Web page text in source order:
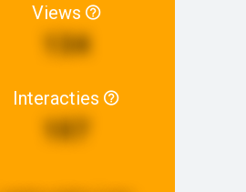
Views
134
Interacties
107